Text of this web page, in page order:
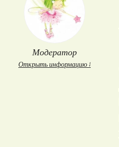
Модератор
Открыть информацию ↓